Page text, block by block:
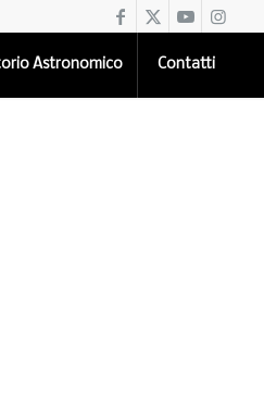
Astronomico Contatti